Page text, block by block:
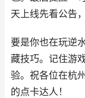
天上线先看公告
要是你也在玩逆
藏技巧。记住游
验。祝各位在杭
的点卡达人！